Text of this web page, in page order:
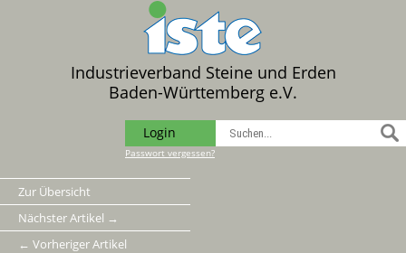
Industrieverband Steine und Erden
Baden-Württemberg e.V.
Login
Passwort vergessen?
Zur Übersicht
Nächster Artikel →
← Vorheriger Artikel